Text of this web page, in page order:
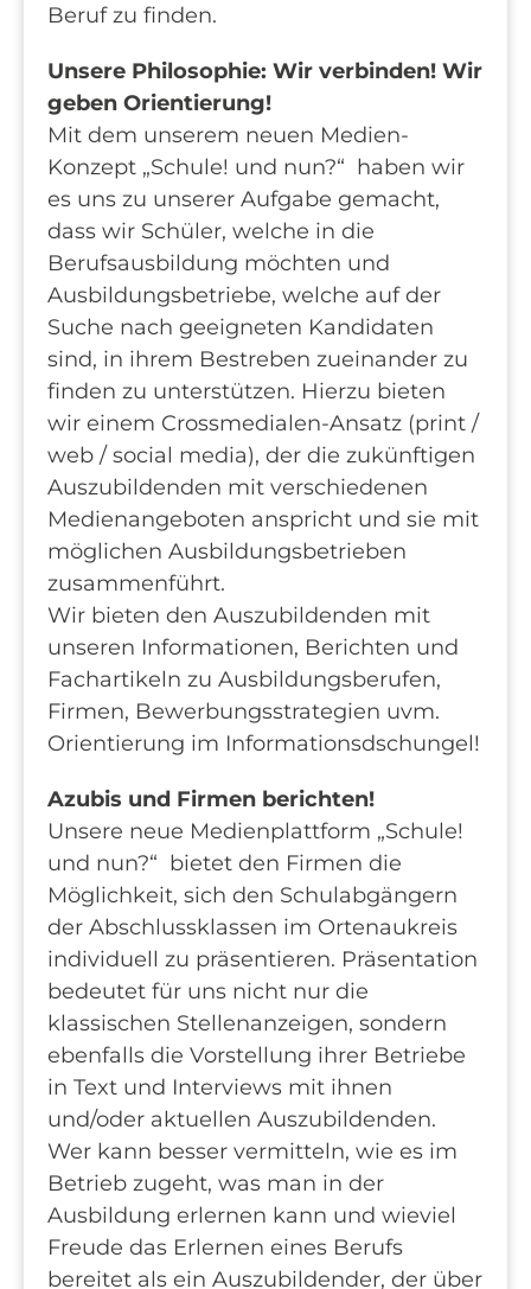
Beruf zu finden.
Unsere Philosophie: Wir verbinden! Wir
geben Orientierung!
Mit dem unserem neuen Medien-
Konzept „Schule! und nun?“ haben wir
es uns zu unserer Aufgabe gemacht,
dass wir Schüler, welche in die
Berufsausbildung möchten und
Ausbildungsbetriebe, welche auf der
Suche nach geeigneten Kandidaten
sind, in ihrem Bestreben zueinander zu
finden zu unterstützen. Hierzu bieten
wir einem Crossmedialen-Ansatz (print /
web / social media), der die zukünftigen
Auszubildenden mit verschiedenen
Medienangeboten anspricht und sie mit
möglichen Ausbildungsbetrieben
zusammenführt.
Wir bieten den Auszubildenden mit
unseren Informationen, Berichten und
Fachartikeln zu Ausbildungsberufen,
Firmen, Bewerbungsstrategien uvm.
Orientierung im Informationsdschungel!
Azubis und Firmen berichten!
Unsere neue Medienplattform „Schule!
und nun?“ bietet den Firmen die
Möglichkeit, sich den Schulabgängern
der Abschlussklassen im Ortenaukreis
individuell zu präsentieren. Präsentation
bedeutet für uns nicht nur die
klassischen Stellenanzeigen, sondern
ebenfalls die Vorstellung ihrer Betriebe
in Text und Interviews mit ihnen
und/oder aktuellen Auszubildenden.
Wer kann besser vermitteln, wie es im
Betrieb zugeht, was man in der
Ausbildung erlernen kann und wieviel
Freude das Erlernen eines Berufs
bereitet als ein Auszubildender, der über